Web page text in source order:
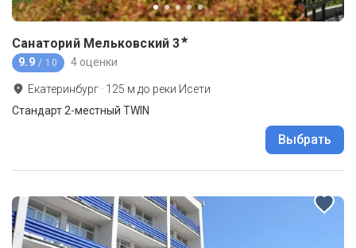
Санаторий Мельковский 3★
9.9 / 10 4 оценки
Екатеринбург · 125 м до реки Исети
Стандарт 2-местный TWIN
Выбрать